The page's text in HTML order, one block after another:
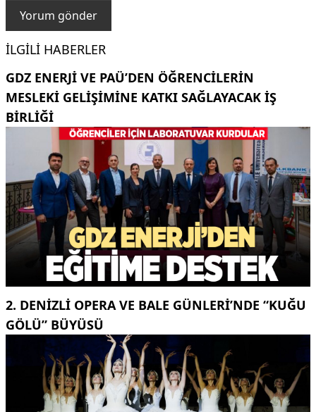
İLGILI HABERLER
GDZ ENERJI VE PAÜ’DEN ÖĞRENCILERIN
MESLEKI GELIŞIMINE KATKI SAĞLAYACAK IŞ
BIRLIĞI
2. DENIZLI OPERA VE BALE GÜNLERI’NDE “KUĞU
GÖLÜ” BÜYÜSÜ